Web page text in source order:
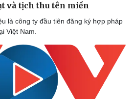
và tịch thu tên miền
là công ty đầu tiên đăng ký hợp pháp
Việt Nam.